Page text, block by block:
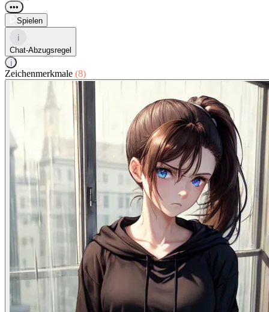
•••
Spielen
i
Chat-Abzugsregel
i
Zeichenmerkmale (8)